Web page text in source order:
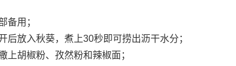
备用；
后放入秋葵，煮上30秒即可捞出沥干水分；
上胡椒粉、孜然粉和辣椒面；